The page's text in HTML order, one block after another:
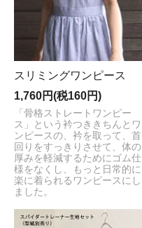
スリミングワンピース
1,760円(税160円)
「骨格ストレートワンピー
ス」という衿つききちんとワ
ンピースの、衿を取って、首
回りをすっきりさせて、体の
厚みを軽減するためにゴム仕
様をなくし、もっと日常的に
楽に着られるワンピースにし
ました。